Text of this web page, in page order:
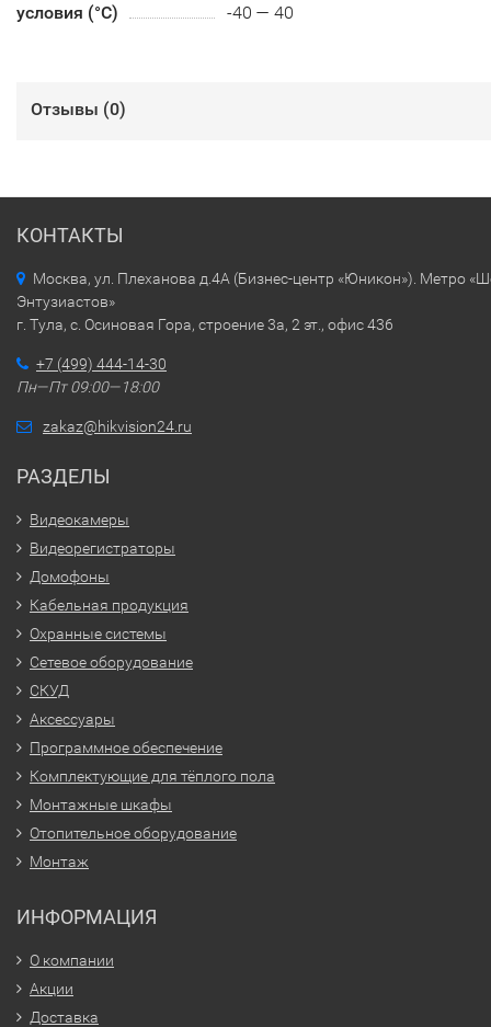
условия (°С) -40 — 40
Отзывы (0)
КОНТАКТЫ
Москва, ул. Плеханова д.4А (Бизнес-центр «Юникон»). Метро
Энтузиастов»
г. Тула, с. Осиновая Гора, строение 3а, 2 эт., офис 436
+7 (499) 444-14-30
Пн—Пт 09:00—18:00
zakaz@hikvision24.ru
РАЗДЕЛЫ
Видеокамеры
Видеорегистраторы
Домофоны
Кабельная продукция
Охранные системы
Сетевое оборудование
СКУД
Аксессуары
Программное обеспечение
Комплектующие для тёплого пола
Монтажные шкафы
Отопительное оборудование
Монтаж
ИНФОРМАЦИЯ
О компании
Акции
Доставка